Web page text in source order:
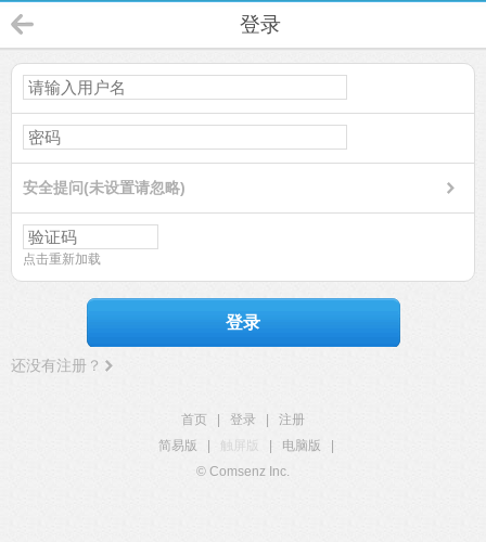
登录
安全提问(未设置请忽略)
点击重新加载
登录
还没有注册？
首页 登录
注册
简易版
触屏版 电脑版
© Comsenz Inc.